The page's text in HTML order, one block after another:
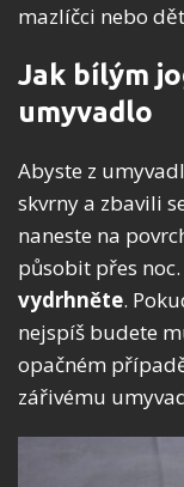
mazlíčci nebo
Jak bílým
umyvadlo
Abyste z
skvrny a zbavili
naneste na
působit přes noc.
vydrhněte.
nejspíš budete
opačném
zářivému